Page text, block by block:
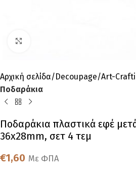
Αρχική σελίδα Decoupage Art-
Ποδαράκια
Ποδαράκια πλαστικά εφέ
36x28mm, σετ 4 τεμ
€1,60 Με ΦΠΑ